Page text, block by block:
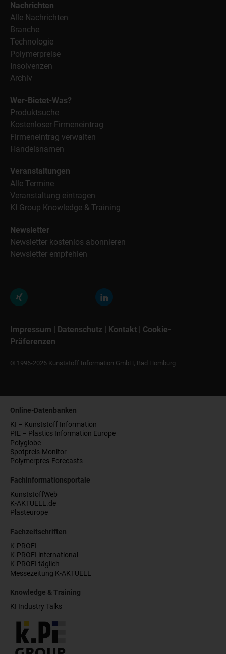
Nachrichten
Alle Nachrichten
Branche
Technologie
Polymerpreise
Insolvenzen
Archiv
Wer-Bietet-Was?
Produktsuche
Kostenloser Firmeneintrag
Firmeneintrag verwalten
Handelsnamen
Veranstaltungen
Alle Termine
Veranstaltung eintragen
KI Group Knowledge & Training
Newsletter
Newsletter kostenlos abonnieren
Newsletter empfehlen
Impressum | Datenschutz | Kontakt | Cookie-
Präferenzen
© 1996-2026 Kunststoff Information GmbH, Bad Homburg
Online-Datenbanken
KI – Kunststoff Information
PIE – Plastics Information Europe
Polyglobe
Spotpreis-Monitor
Polymerpres-Forecasts
Fachinformationsportale
KunststoffWeb
K-AKTUELL.de
Plasteurope
Fachzeitschriften
K-PROFI
K-PROFI international
K-PROFI täglich
Messezeitung K-AKTUELL
Knowledge & Training
KI Industry Talks